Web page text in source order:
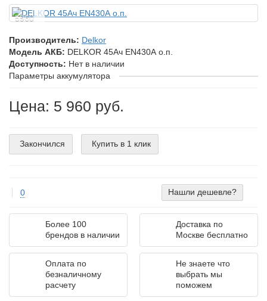
5960
Производитель: Delkor
Модель АКБ: DELKOR 45Ач EN430А о.п.
Доступность: Нет в наличии
Параметры аккумулятора
Цена: 5 960 руб.
Закончился Купить в 1 клик
0 Нашли дешевле?
Более 100
брендов в наличии
Доставка по
Москве бесплатно
Оплата по
безналичному
расчету
Не знаете что
выбрать мы
поможем